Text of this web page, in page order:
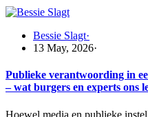
Bessie Slagt·
13 May, 2026·
Publieke verantwoording in
– wat burgers en experts ons
Hoewel media en publieke